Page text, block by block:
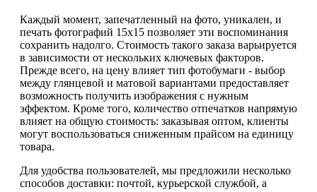
Каждый момент, запечатленный на фото, уникален, и
печать фотографий 15х15 позволяет эти воспоминания
сохранить надолго. Стоимость такого заказа варьируется
в зависимости от нескольких ключевых факторов.
Прежде всего, на цену влияет тип фотобумаги - выбор
между глянцевой и матовой вариантами предоставляет
возможность получить изображения с нужным
эффектом. Кроме того, количество отпечатков напрямую
влияет на общую стоимость: заказывая оптом, клиенты
могут воспользоваться сниженным прайсом на единицу
товара.
Для удобства пользователей, мы предложили несколько
способов доставки: почтой, курьерской службой, а